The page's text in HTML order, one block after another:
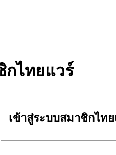
กไทยแวร์
เข้าสู่ระบบสมาชิกไท